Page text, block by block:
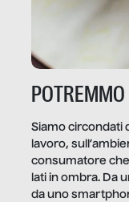
Siamo circondati
lavoro,
consumatore
lati in ombra. Da
da uno